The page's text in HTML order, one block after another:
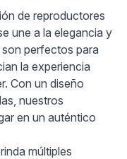
de reproductores
une a la elegancia y
perfectos para
la experiencia
Con un diseño
nuestros
en un auténtico
múltiples